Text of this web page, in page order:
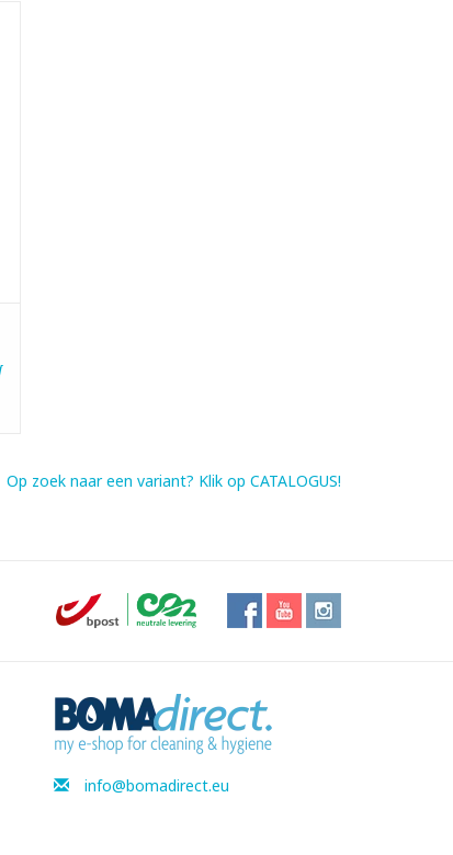
Op zoek naar een variant? Klik op CATALOGUS!
info@bomadirect.eu